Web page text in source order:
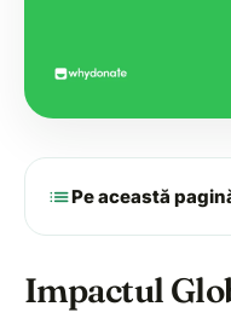
listPe această
Impactul